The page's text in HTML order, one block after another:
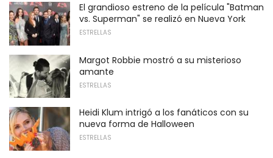
El grandioso estreno de la película "Batman
vs. Superman" se realizó en Nueva York
ESTRELLAS
Margot Robbie mostró a su misterioso
amante
ESTRELLAS
Heidi Klum intrigó a los fanáticos con su
nueva forma de Halloween
ESTRELLAS